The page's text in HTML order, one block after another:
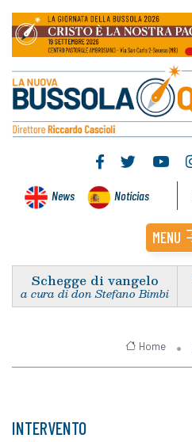
News Noticias
MENU
Schegge di vangelo
a cura di don Stefano Bimbi
Home
INTERVENTO